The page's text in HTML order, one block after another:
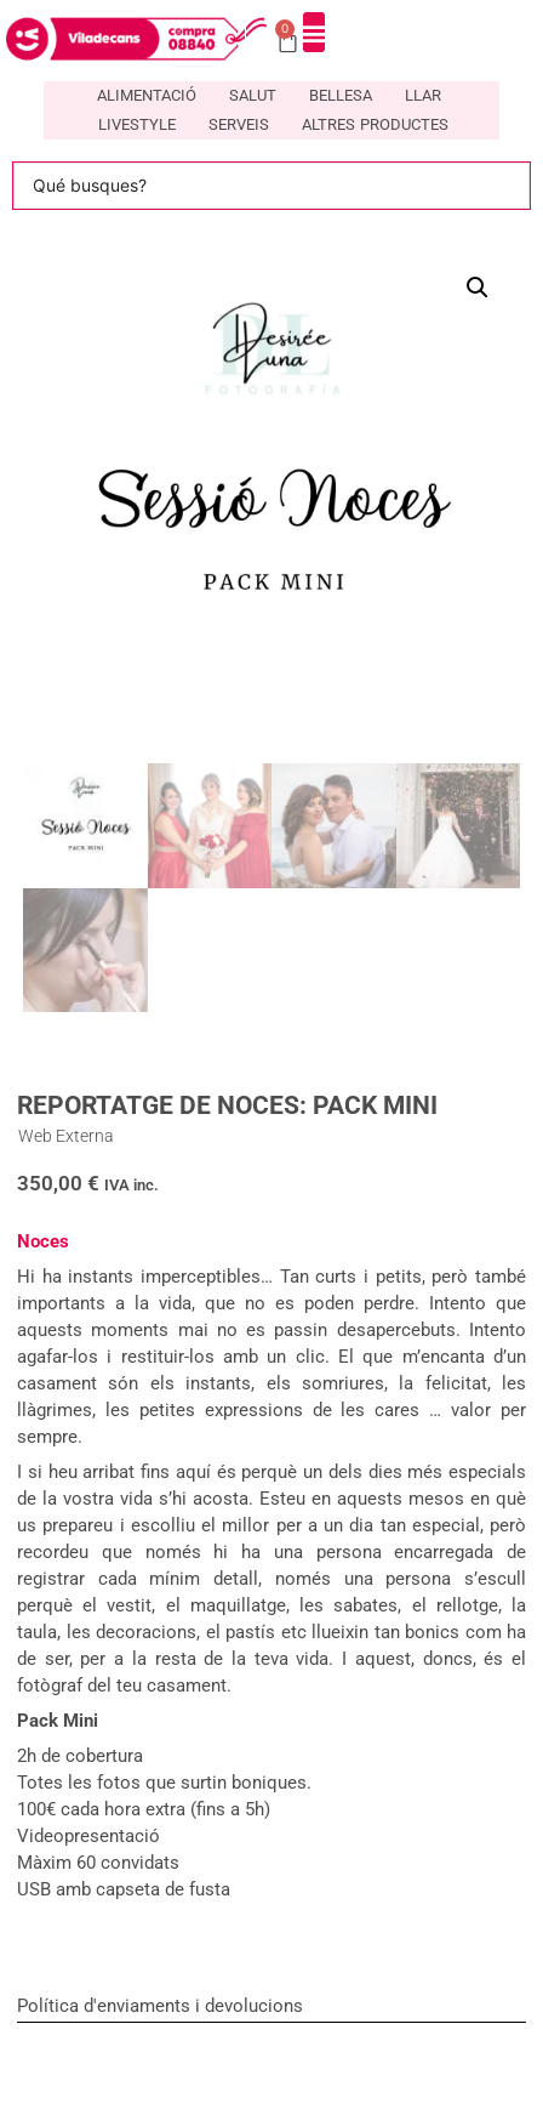
0
ALIMENTACIÓ SALUT BELLESA
LLAR
LIVESTYLE
SERVEIS ALTRES PRODUCTES
REPORTATGE DE NOCES: PACK MINI
Web Externa
350,00 € IVA inc.
Noces
Hi ha instants imperceptibles… Tan curts i petits, però també
importants a la vida, que no es poden perdre. Intento que
aquests moments mai no es passin desapercebuts. Intento
agafar-los i restituir-los amb un clic. El que m’encanta d’un
casament són els instants, els somriures, la felicitat, les
llàgrimes, les petites expressions de les cares … valor per
sempre.
I si heu arribat fins aquí és perquè un dels dies més especials
de la vostra vida s’hi acosta. Esteu en aquests mesos en què
us prepareu i escolliu el millor per a un dia tan especial, però
recordeu que només hi ha una persona encarregada de
registrar cada mínim detall, només una persona s’escull
perquè el vestit, el maquillatge, les sabates, el rellotge, la
taula, les decoracions, el pastís etc llueixin tan bonics com ha
de ser, per a la resta de la teva vida. I aquest, doncs, és el
fotògraf del teu casament.
Pack Mini
2h de cobertura
Totes les fotos que surtin boniques.
100€ cada hora extra (fins a 5h)
Videopresentació
Màxim 60 convidats
USB amb capseta de fusta
Política d'enviaments i devolucions